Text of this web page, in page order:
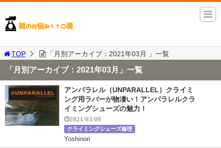
TOP 「月別アーカイブ：2021年03月 」一覧
「月別アーカイブ：2021年03月」一覧
アンパラレル（UNPARALLEL）クライミ
ング用ラバーが物凄い！アンパラレルクラ
イミングシューズの魅力！
2021/03/08
クライミングシューズ修理
Yoshinori